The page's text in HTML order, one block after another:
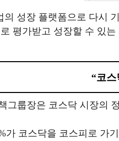
성장 플랫폼으로 다시
평가받고 성장할 수 있
“코
그룹장은 코스닥 시장의
가 코스닥을 코스피로 가